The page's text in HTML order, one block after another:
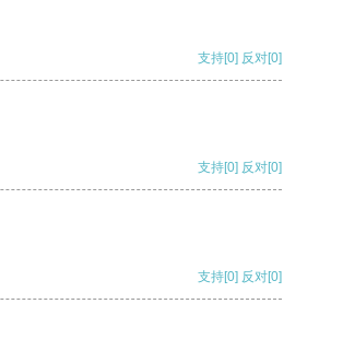
支持[0] 反对[0]
支持[0] 反对[0]
支持[0] 反对[0]